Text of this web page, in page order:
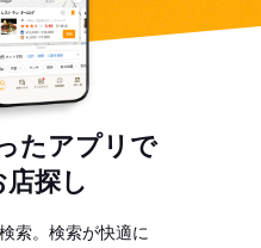
たアプリで
探し
索。検索が快適に